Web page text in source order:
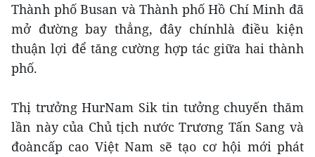
Thành phố Busan và Thành phố Hồ Chí Minh đã
mở đường bay thẳng, đây chínhlà điều kiện
thuận lợi để tăng cường hợp tác giữa hai thành
phố.
Thị trưởng HurNam Sik tin tưởng chuyến thăm
lần này của Chủ tịch nước Trương Tấn Sang và
đoàncấp cao Việt Nam sẽ tạo cơ hội mới phát